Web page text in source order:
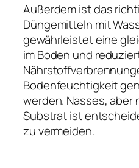
Außerdem ist das
Düngemitteln mit
gewährleistet eine
im Boden und
Bodenfeuchtigkeit
werden. Nasses,
Substrat ist
zu vermeiden.